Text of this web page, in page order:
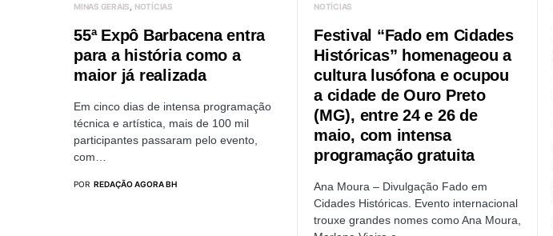
MINAS GERAIS NOTÍCIAS
55ª Expô Barbacena entra
para a história como a
maior já realizada
Em cinco dias de intensa programação
técnica e artística, mais de 100 mil
participantes passaram pelo evento,
com…
POR REDAÇÃO AGORA BH
NOTÍCIAS
Festival “Fado em Cidades
Históricas” homenageou a
cultura lusófona e ocupou
a cidade de Ouro Preto
(MG), entre 24 e 26 de
maio, com intensa
programação gratuita
Ana Moura – Divulgação Fado em
Cidades Históricas. Evento internacional
trouxe grandes nomes como Ana Moura,